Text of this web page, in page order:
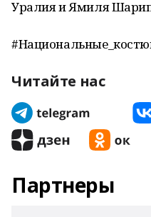
Уралия и Ямиля
Читайте нас
Партнеры